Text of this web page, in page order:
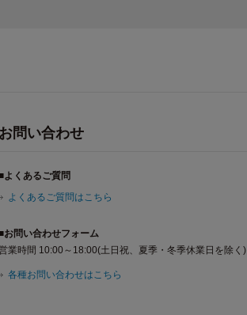
問い合わせ
よくあるご質問
よくあるご質問はこちら
お問い合わせフォーム
業時間 10:00～18:00(土日祝、夏季・冬季休業日を除く)
各種お問い合わせはこちら